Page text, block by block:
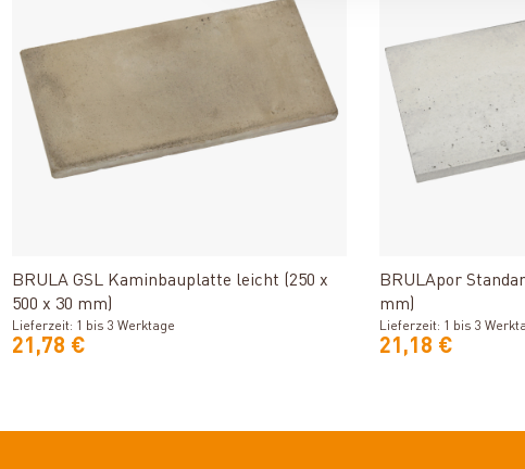
BRULA GSL Kaminbauplatte leicht (250 x
500 x 30 mm)
Lieferzeit: 1 bis 3 Werktage
21,78 €
BRULApor
mm)
Lieferzeit: 1 bis 3
21,18 €